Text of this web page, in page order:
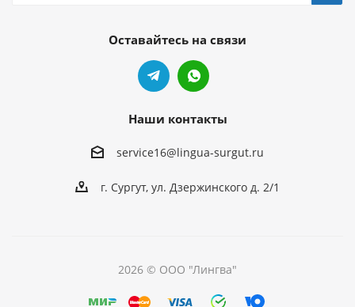
Оставайтесь на связи
Наши контакты
service16@lingua-surgut.ru
г. Сургут, ул. Дзержинского д. 2/1
2026 © ООО "Лингва"